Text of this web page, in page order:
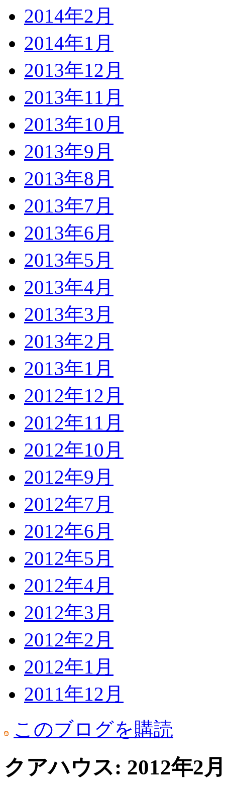
2014年2月
2014年1月
2013年12月
2013年11月
2013年10月
2013年9月
2013年8月
2013年7月
2013年6月
2013年5月
2013年4月
2013年3月
2013年2月
2013年1月
2012年12月
2012年11月
2012年10月
2012年9月
2012年7月
2012年6月
2012年5月
2012年4月
2012年3月
2012年2月
2012年1月
2011年12月
このブログを購読
クアハウス: 2012年2